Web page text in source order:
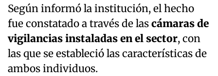
Según informó la institución, el hecho
fue constatado a través de lascámaras de
vigilancias instaladas en el sector, con
las que se estableció las características de
ambos individuos.